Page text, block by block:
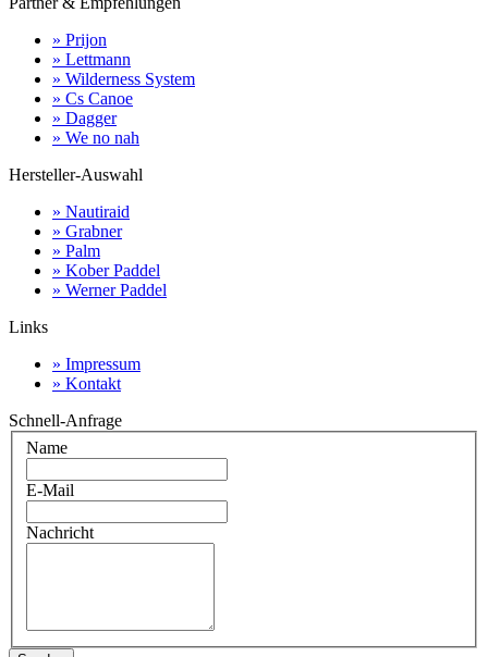
» Prijon
» Lettmann
» Wilderness System
» Cs Canoe
» Dagger
» We no nah
Hersteller-Auswahl
» Nautiraid
» Grabner
» Palm
» Kober Paddel
» Werner Paddel
Links
» Impressum
» Kontakt
Schnell-Anfrage
Name
E-Mail
Nachricht